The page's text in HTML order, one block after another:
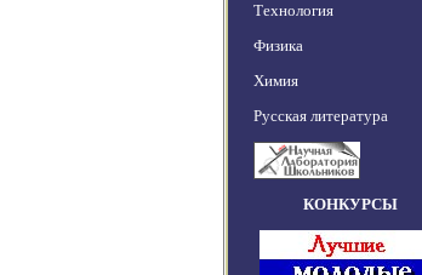
Технология
Физика
Химия
Русская литература
КОНКУРСЫ